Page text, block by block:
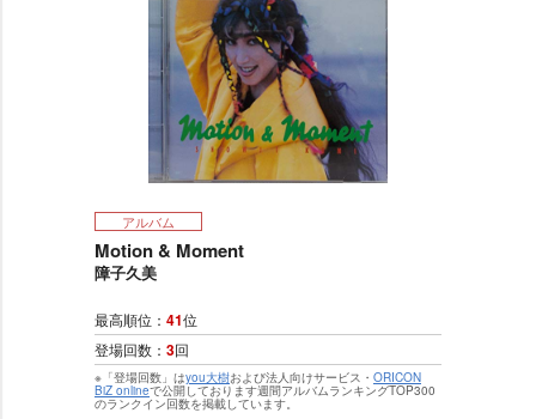
アルバム
Motion & Moment
障子久美
最高順位： 41位
登場回数： 3回
※「登場回数」はyou大樹および法人向けサービス・ ORICON
BiZ onlineで公開しております週間アルバムランキングTOP300
のランクイン回数を掲載しています。